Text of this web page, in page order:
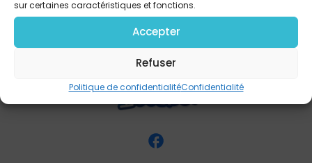
sur certaines caractéristiques et fonctions.
Accepter
Refuser
Politique de confidentialitéConfidentialité